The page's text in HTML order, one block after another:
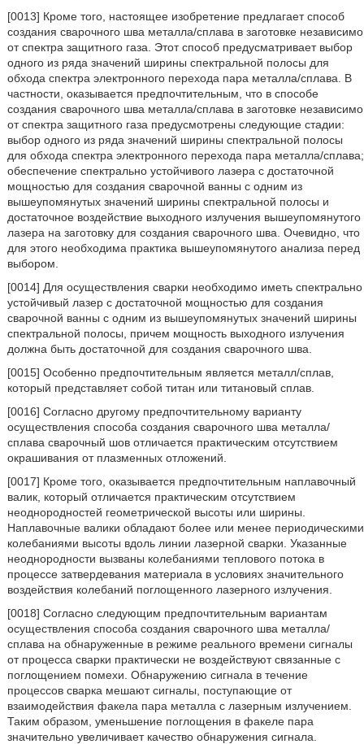
[0013] Кроме того, настоящее изобретение предлагает способ
создания сварочного шва металла/сплава в заготовке независимо
от спектра защитного газа. Этот способ предусматривает выбор
одного из ряда значений ширины спектральной полосы для
обхода спектра электронного перехода пара металла/сплава. В
частности, оказывается предпочтительным, что в способе
создания сварочного шва металла/сплава в заготовке независимо
от спектра защитного газа предусмотрены следующие стадии:
выбор одного из ряда значений ширины спектральной полосы
для обхода спектра электронного перехода пара металла/сплава;
обеспечение спектрально устойчивого лазера с достаточной
мощностью для создания сварочной ванны с одним из
вышеупомянутых значений ширины спектральной полосы и
достаточное воздействие выходного излучения вышеупомянутого
лазера на заготовку для создания сварочного шва. Очевидно, что
для этого необходима практика вышеупомянутого анализа перед
выбором.
[0014] Для осуществления сварки необходимо иметь спектрально
устойчивый лазер с достаточной мощностью для создания
сварочной ванны с одним из вышеупомянутых значений ширины
спектральной полосы, причем мощность выходного излучения
должна быть достаточной для создания сварочного шва.
[0015] Особенно предпочтительным является металл/сплав,
который представляет собой титан или титановый сплав.
[0016] Согласно другому предпочтительному варианту
осуществления способа создания сварочного шва металла/
сплава сварочный шов отличается практическим отсутствием
окрашивания от плазменных отложений.
[0017] Кроме того, оказывается предпочтительным наплавочный
валик, который отличается практическим отсутствием
неоднородностей геометрической высоты или ширины.
Наплавочные валики обладают более или менее периодическими
колебаниями высоты вдоль линии лазерной сварки. Указанные
неоднородности вызваны колебаниями теплового потока в
процессе затвердевания материала в условиях значительного
воздействия колебаний поглощенного лазерного излучения.
[0018] Согласно следующим предпочтительным вариантам
осуществления способа создания сварочного шва металла/
сплава на обнаруженные в режиме реального времени сигналы
от процесса сварки практически не воздействуют связанные с
поглощением помехи. Обнаружению сигнала в течение
процессов сварка мешают сигналы, поступающие от
взаимодействия факела пара металла с лазерным излучением.
Таким образом, уменьшение поглощения в факеле пара
значительно увеличивает качество обнаружения сигнала.